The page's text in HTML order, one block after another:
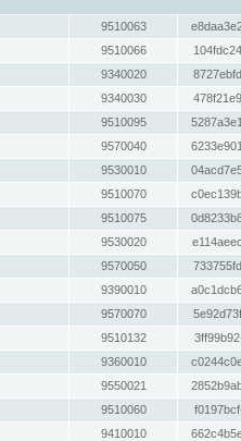
9510063
9510066
9340020
9340030
9510095
9570040
9530010
9510070
9510075
9530020
9570050
9390010
9570070
9510132
9360010
9550021
9510060
9410010